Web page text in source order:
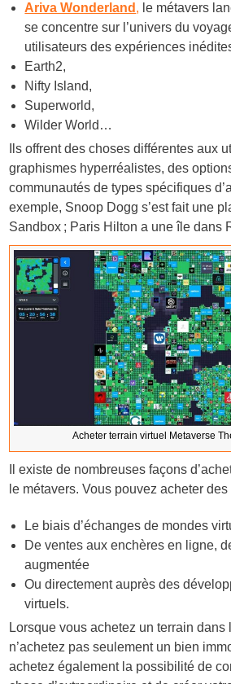
Ariva Wonderland , le métavers
se concentre sur l’univers du
utilisateurs des expériences
Earth2,
Nifty Island,
Superworld,
Wilder World…
Ils offrent des choses différentes aux
graphismes hyperréalistes, des
communautés de types spécifiques
exemple, Snoop Dogg s’est fait une
Sandbox ; Paris Hilton a une île dans
Acheter terrain virtuel Metaverse
Il existe de nombreuses façons
le métavers. Vous pouvez acheter
Le biais d’échanges de mondes
De ventes aux enchères en ligne,
augmentée
Ou directement auprès des
virtuels.
Lorsque vous achetez un terrain dans
n’achetez pas seulement un bien
achetez également la possibilité de